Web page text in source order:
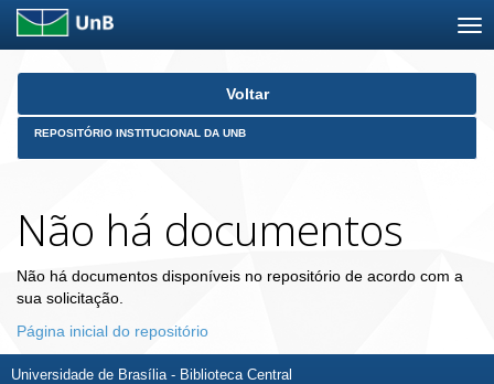
Skip
Voltar
REPOSITÓRIO INSTITUCIONAL DA UNB
Não há documentos
Não há documentos disponíveis no repositório de acordo com a
sua solicitação.
Página inicial do repositório
Universidade de Brasília - Biblioteca Central